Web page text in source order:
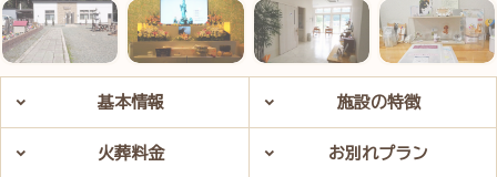
基本情報 施設の特徴
火葬料金 お別れプラン